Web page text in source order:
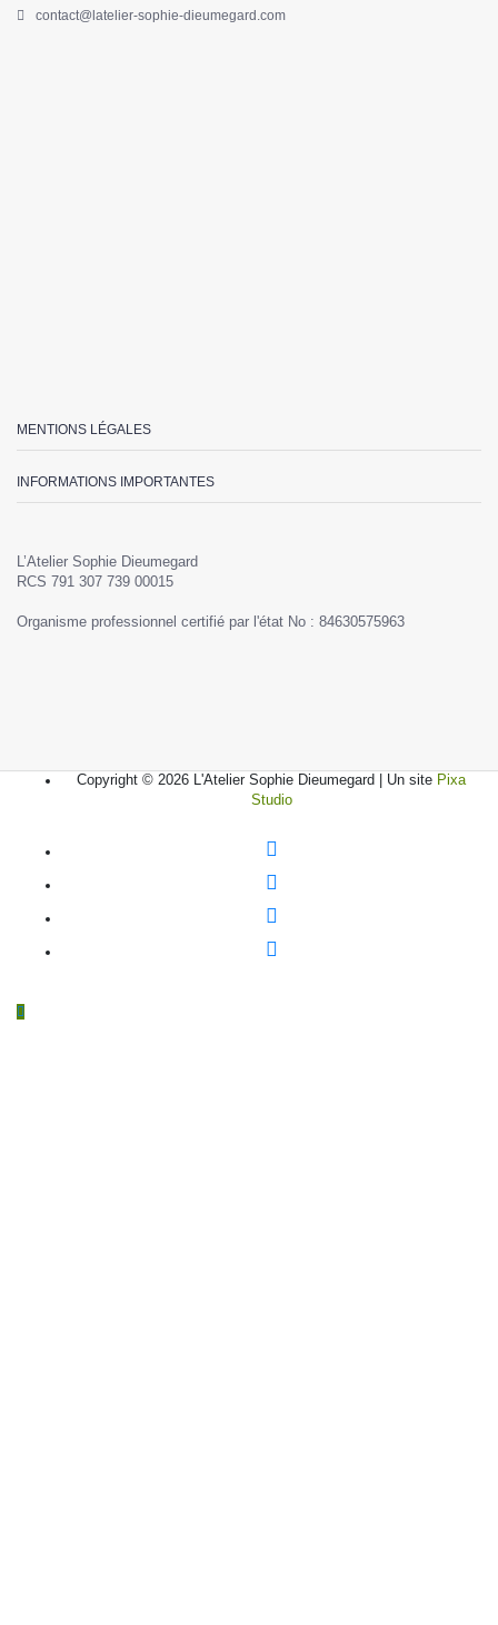
contact@latelier-sophie-dieumegard.com
MENTIONS LÉGALES
INFORMATIONS IMPORTANTES
L’Atelier Sophie Dieumegard
RCS 791 307 739 00015
Organisme professionnel certifié par l'état No : 84630575963
Copyright © 2026 L'Atelier Sophie Dieumegard | Un site Pixa
Studio